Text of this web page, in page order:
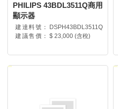
PHILIPS 43BDL3511Q商用
顯示器
建達料號：
DSPH43BDL3511Q
建議售價： $ 23,000 (含稅)